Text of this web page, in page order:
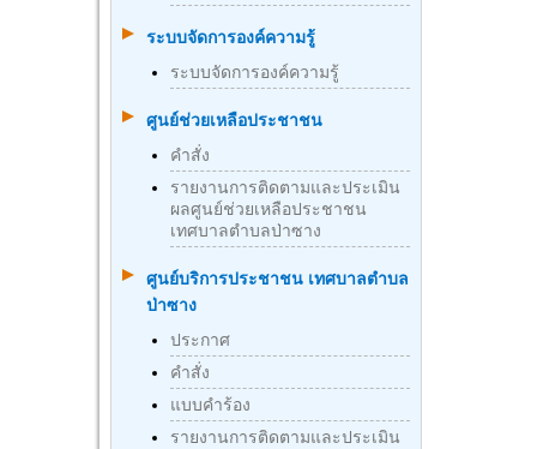
ระบบจัดการองค์ความรู้
ระบบจัดการองค์ความรู้
ศูนย์ช่วยเหลือประชาชน
คำสั่ง
รายงานการติดตามและประเมิน
ผลศูนย์ช่วยเหลือประชาชน
เทศบาลตำบลป่าซาง
ศูนย์บริการประชาชน เทศบาลตำบล
ป่าซาง
ประกาศ
คำสั่ง
แบบคำร้อง
รายงานการติดตามและประเมิน